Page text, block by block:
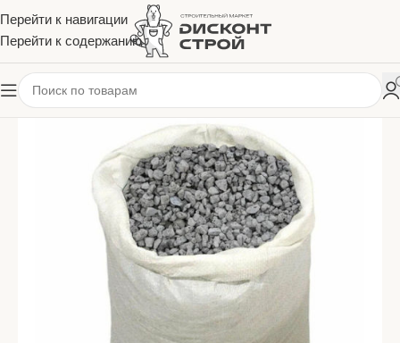
Перейти к навигации
Перейти к содержанию